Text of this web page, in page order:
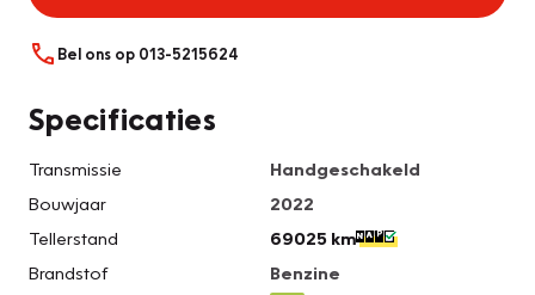
Bel ons op 013-5215624
Specificaties
Transmissie
Handgeschakeld
Bouwjaar
2022
Tellerstand
69025 km
Brandstof
Benzine